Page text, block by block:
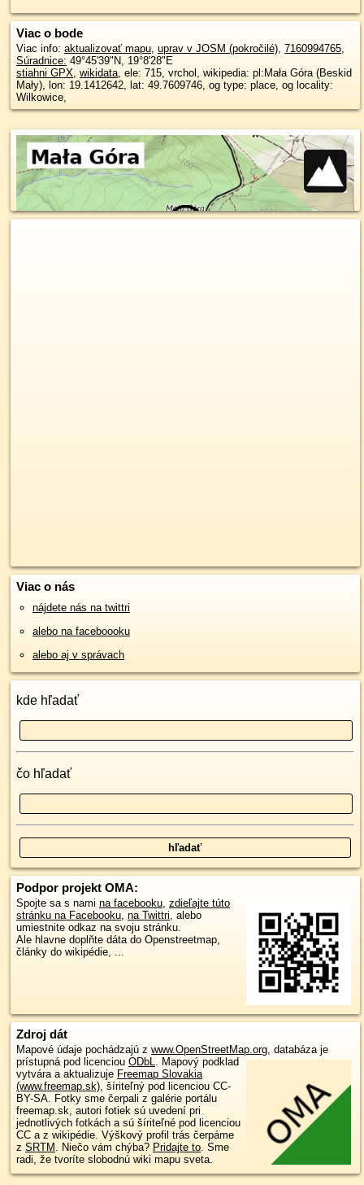
Viac o bode
Viac info: aktualizovať mapu, uprav v JOSM (pokročilé), 7160994765,
Súradnice: 49°45'39"N, 19°8'28"E
stiahni GPX, wikidata, ele: 715, vrchol, wikipedia: pl:Mała Góra (Beskid
Mały), lon: 19.1412642, lat: 49.7609746, og type: place, og locality:
Wilkowice,
Viac o nás
nájdete nás na twittri
alebo na faceboooku
alebo aj v správach
kde hľadať
čo hľadať
Podpor projekt OMA:
Spojte sa s nami na facebooku, zdieľajte túto
stránku na Facebooku, na Twittri, alebo
umiestnite odkaz na svoju stránku.
Ale hlavne doplňte dáta do Openstreetmap,
články do wikipédie, ...
Zdroj dát
Mapové údaje pochádzajú z www.OpenStreetMap.org, databáza je
prístupná pod licenciou ODbL. Mapový podklad
vytvára a aktualizuje Freemap Slovakia
(www.freemap.sk), šíriteľný pod licenciou CC-
BY-SA. Fotky sme čerpali z galérie portálu
freemap.sk, autori fotiek sú uvedení pri
jednotlivých fotkách a sú šíriteľné pod licenciou
CC a z wikipédie. Výškový profil trás čerpáme
z SRTM . Niečo vám chýba? Pridajte to. Sme
radi, že tvoríte slobodnú wiki mapu sveta.